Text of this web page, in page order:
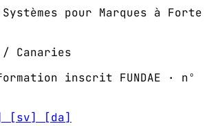
pour Marques à Forte
Canaries
inscrit FUNDAE · nº
[sv] [da]